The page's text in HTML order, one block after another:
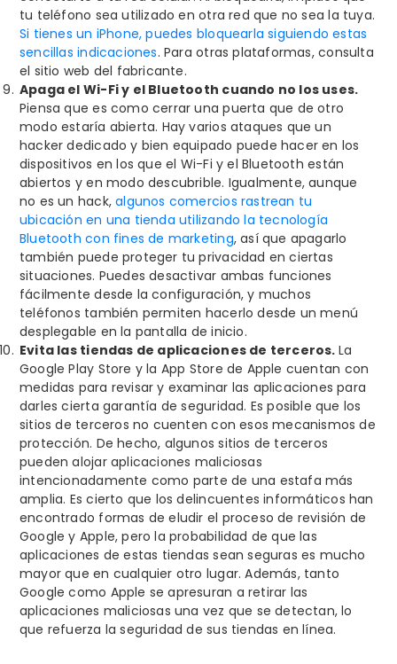
tu teléfono sea utilizado en otra red que no sea la tuya.
Si tienes un iPhone, puedes bloquearla siguiendo estas
sencillas indicaciones. Para otras plataformas, consulta
el sitio web del fabricante.
Apaga el Wi-Fi y el Bluetooth cuando no los uses.
Piensa que es como cerrar una puerta que de otro
modo estaría abierta. Hay varios ataques que un
hacker dedicado y bien equipado puede hacer en los
dispositivos en los que el Wi-Fi y el Bluetooth están
abiertos y en modo descubrible. Igualmente, aunque
no es un hack,algunos comercios rastrean tu
ubicación en una tienda utilizando la tecnología
Bluetooth con fines de marketing, así que apagarlo
también puede proteger tu privacidad en ciertas
situaciones. Puedes desactivar ambas funciones
fácilmente desde la configuración, y muchos
teléfonos también permiten hacerlo desde un menú
desplegable en la pantalla de inicio.
Evita las tiendas de aplicaciones de terceros. La
Google Play Store y la App Store de Apple cuentan con
medidas para revisar y examinar las aplicaciones para
darles cierta garantía de seguridad. Es posible que los
sitios de terceros no cuenten con esos mecanismos de
protección. De hecho, algunos sitios de terceros
pueden alojar aplicaciones maliciosas
intencionadamente como parte de una estafa más
amplia. Es cierto que los delincuentes informáticos han
encontrado formas de eludir el proceso de revisión de
Google y Apple, pero la probabilidad de que las
aplicaciones de estas tiendas sean seguras es mucho
mayor que en cualquier otro lugar. Además, tanto
Google como Apple se apresuran a retirar las
aplicaciones maliciosas una vez que se detectan, lo
que refuerza la seguridad de sus tiendas en línea.